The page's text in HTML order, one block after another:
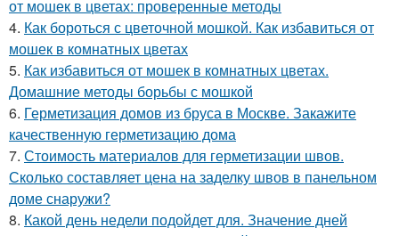
от мошек в цветах: проверенные методы
4. Как бороться с цветочной мошкой. Как избавиться от
мошек в комнатных цветах
5. Как избавиться от мошек в комнатных цветах.
Домашние методы борьбы с мошкой
6. Герметизация домов из бруса в Москве. Закажите
качественную герметизацию дома
7. Стоимость материалов для герметизации швов.
Сколько составляет цена на заделку швов в панельном
доме снаружи?
8. Какой день недели подойдет для. Значение дней